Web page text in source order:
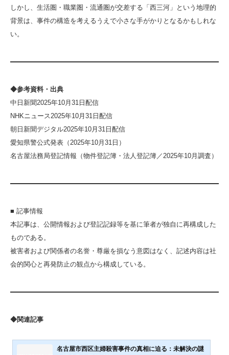
しかし、生活圏・職業圏・流通圏が交差する「西三河」という地理的
背景は、事件の構造を考えるうえで小さな手がかりとなるかもしれな
い。
◆参考資料・出典
中日新聞2025年10月31日配信
NHKニュース2025年10月31日配信
朝日新聞デジタル2025年10月31日配信
愛知県警公式発表（2025年10月31日）
名古屋法務局登記情報（物件登記簿・法人登記簿／2025年10月調査）
■ 記事情報
本記事は、公開情報および登記記録等を基に筆者が独自に再構成した
ものである。
被害者および関係者の名誉・尊厳を損なう意図はなく、記述内容は社
会的関心と再発防止の観点から構成している。
◆関連記事
名古屋市西区主婦殺害事件の真相に迫る：未解決の謎